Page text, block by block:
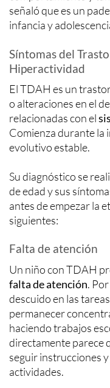
señaló que es un
infancia y
Síntomas del
Hiperactividad
El TDAH es un
o alteraciones en el
relacionadas con el
Comienza durante la
evolutivo estable.
Su diagnóstico se
de edad y sus
antes de empezar la
siguientes:
Falta de atención
Un niño con TDAH
falta de atención.
descuido en las
permanecer
haciendo trabajos
directamente parece
seguir instrucciones
actividades.